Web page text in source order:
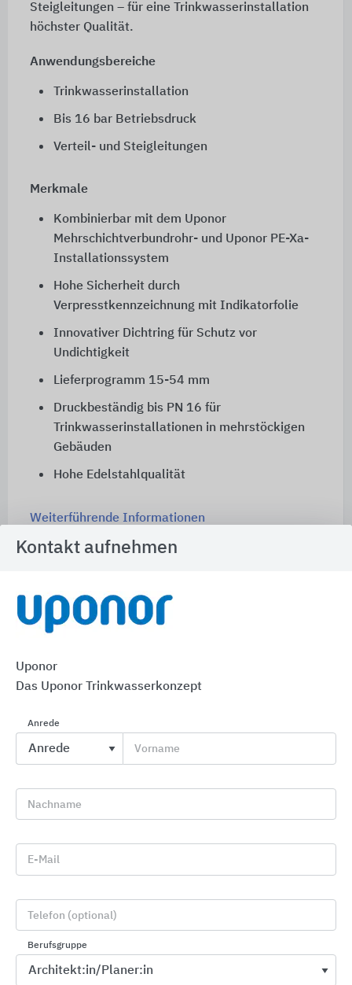
Steigleitungen – für eine Trinkwasserinstallation
höchster Qualität.
Anwendungsbereiche
Trinkwasserinstallation
Bis 16 bar Betriebsdruck
Verteil- und Steigleitungen
Merkmale
Kombinierbar mit dem Uponor
Mehrschichtverbundrohr- und Uponor PE-Xa-
Installationssystem
Hohe Sicherheit durch
Verpresstkennzeichnung mit Indikatorfolie
Innovativer Dichtring für Schutz vor
Undichtigkeit
Lieferprogramm 15-54 mm
Druckbeständig bis PN 16 für
Trinkwasserinstallationen in mehrstöckigen
Gebäuden
Hohe Edelstahlqualität
Weiterführende Informationen
Uponor Motion Spülstation
und betrieben werden, um eine hervorragende
Güte des Trinkwassers zu gewährleisten.
Bereits bei einer Stagnation des Trinkwassers in
Kontakt aufnehmen
Uponor
Das Uponor Trinkwasserkonzept
Anrede
Vorname
Nachname
E-Mail
Telefon (optional)
Berufsgruppe